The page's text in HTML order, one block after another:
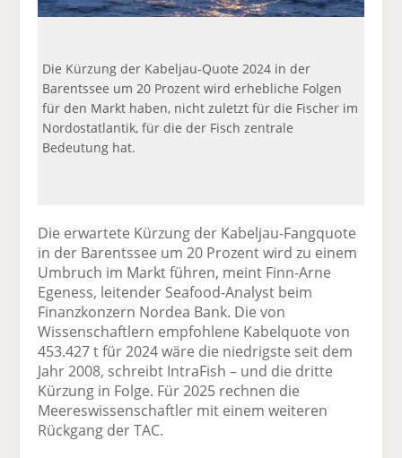
Die Kürzung der Kabeljau-Quote 2024 in der
Barentssee um 20 Prozent wird erhebliche Folgen
für den Markt haben, nicht zuletzt für die Fischer im
Nordostatlantik, für die der Fisch zentrale
Bedeutung hat.
Die erwartete Kürzung der Kabeljau-Fangquote
in der Barentssee um 20 Prozent wird zu einem
Umbruch im Markt führen, meint Finn-Arne
Egeness, leitender Seafood-Analyst beim
Finanzkonzern Nordea Bank. Die von
Wissenschaftlern empfohlene Kabelquote von
453.427 t für 2024 wäre die niedrigste seit dem
Jahr 2008, schreibt IntraFish – und die dritte
Kürzung in Folge. Für 2025 rechnen die
Meereswissenschaftler mit einem weiteren
Rückgang der TAC.